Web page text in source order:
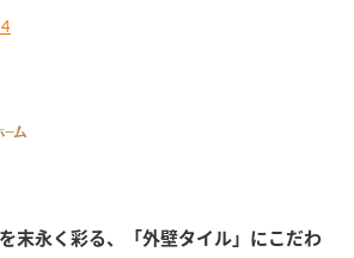
末永く彩る、「外壁タイル」にこだわ